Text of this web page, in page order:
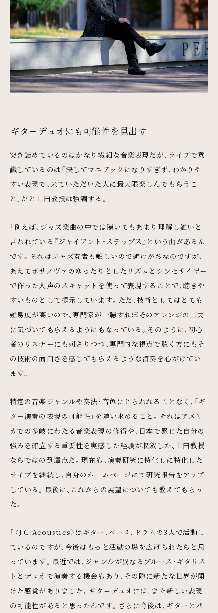
ギターデュオにも可能性を見出す
突き詰めているのはかなり繊細な音楽表現だが、ライブで意
識しているのは「決してマニアックになりすぎず、わかりや
すい表現で、来ていただいた人に最大限楽しんでもらうこ
と」だと上田教授は強調する。
「例えば、ジャズ楽曲の中では聴いてもあまり理解し難いと
言われている『ジャイアント・ステップス』という曲があるん
です。それはジャズ奏者も難しいので避けがちなのですが、
あえてボサノヴァのゆったりとしたリズムとシンセサイザー
で作った人声のスキャットを使って表現することで、聴きや
すいものとして提示しています。ただ、技術としてはとても
難易度が高いので、専門家が一聴すればそのアレンジの工夫
に気づいてもらえるようにもなっている。そのように、初心
者のリスナーにも刺さりつつ、専門的な視点で聴く方にもそ
の技術の面白さを感じてもらえるような演奏を心がけてい
ます。」
特定の音楽ジャンルや奏法・音色にとらわれることなく、「ギ
ター演奏の表現の可能性」を追い求めること。それはアメリ
カでの多岐にわたる音楽表現の修得や、日本で感じた自分の
強みを確立する重要性を実感した経験が収斂した、上田教授
ならではの到達点だ。現在も、演奏研究に特化しに特化した
ライブを継続し、自身のホームページにて研究報告をアップ
している。最後に、これからの展望についても教えてもらっ
た。
「〈J.C.Acoustics〉はギター、ベース、ドラムの3人で活動し
ているのですが、今後はもっと活動の場を広げられたらと思
っています。最近では、ジャンルが異なるブルース・ギタリス
トとデュオで演奏する機会もあり、その際に新たな世界が開
けた感覚がありました。ギターデュオには、また新しい表現
の可能性があると思ったんです。さらに今後は、ギターとパ